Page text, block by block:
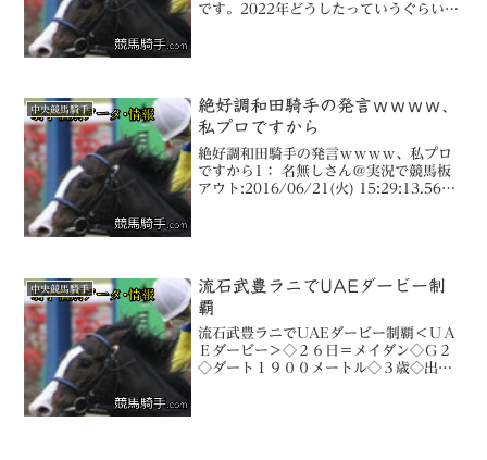
です。2022年どうしたっていうぐらい成
中央競馬騎手
絶好調和田騎手の発言ｗｗｗｗ、
私プロですから
絶好調和田騎手の発言ｗｗｗｗ、私プロ
ですから1： 名無しさん＠実況で競馬板
アウト:2016/06/21(火) 15:29:13.56
中央競馬騎手
流石武豊ラニでUAEダービー制
覇
流石武豊ラニでUAEダービー制覇＜ＵＡ
Ｅダービー＞◇２６日＝メイダン◇Ｇ２
◇ダート１９００メートル◇３歳◇出走